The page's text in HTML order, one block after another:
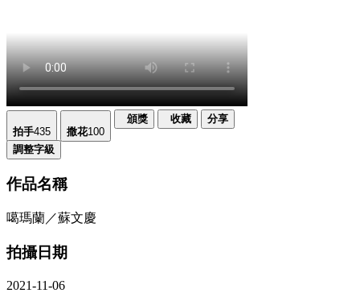
拍手435 撒花100
頒獎 收藏 分享
調整字級
作品名稱
噶瑪蘭／蘇文慶
拍攝日期
2021-11-06